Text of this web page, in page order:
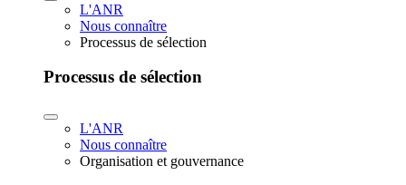
L'ANR
Nous connaître
Processus de sélection
Processus de sélection
L'ANR
Nous connaître
Organisation et gouvernance